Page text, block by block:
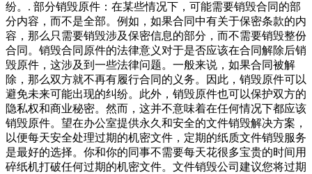
纷。. 部分销毁原件：在某些情况下，可能需要销毁合同的部
分内容，而不是全部。例如，如果合同中有关于保密条款的内
容，那么只需要销毁涉及保密信息的部分，而不需要销毁整份
合同。销毁合同原件的法律意义对于是否应该在合同解除后销
毁原件，这涉及到一些法律问题。一般来说，如果合同被解
除，那么双方就不再有履行合同的义务。因此，销毁原件可以
避免未来可能出现的纠纷。此外，销毁原件也可以保护双方的
隐私权和商业秘密。然而，这并不意味着在任何情况下都应该
销毁原件。望在办公室提供永久和安全的文件销毁解决方案，
以便每天安全处理过期的机密文件，定期的纸质文件销毁服务
是最好的选择。你和你的同事不需要每天花很多宝贵的时间用
碎纸机打破任何过期的机密文件。文件销毁公司建议您将过期